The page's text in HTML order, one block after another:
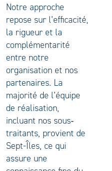
Notre approche
repose sur l’efficacité,
la rigueur et la
complémentarité
entre notre
organisation et nos
partenaires. La
majorité de l’équipe
de réalisation,
incluant nos sous‐
traitants, provient de
Sept-Îles, ce qui
assure une